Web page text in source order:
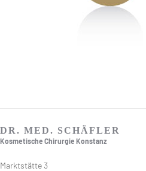
DR. MED. SCHÄFLER
Kosmetische Chirurgie Konstanz
Marktstätte 3